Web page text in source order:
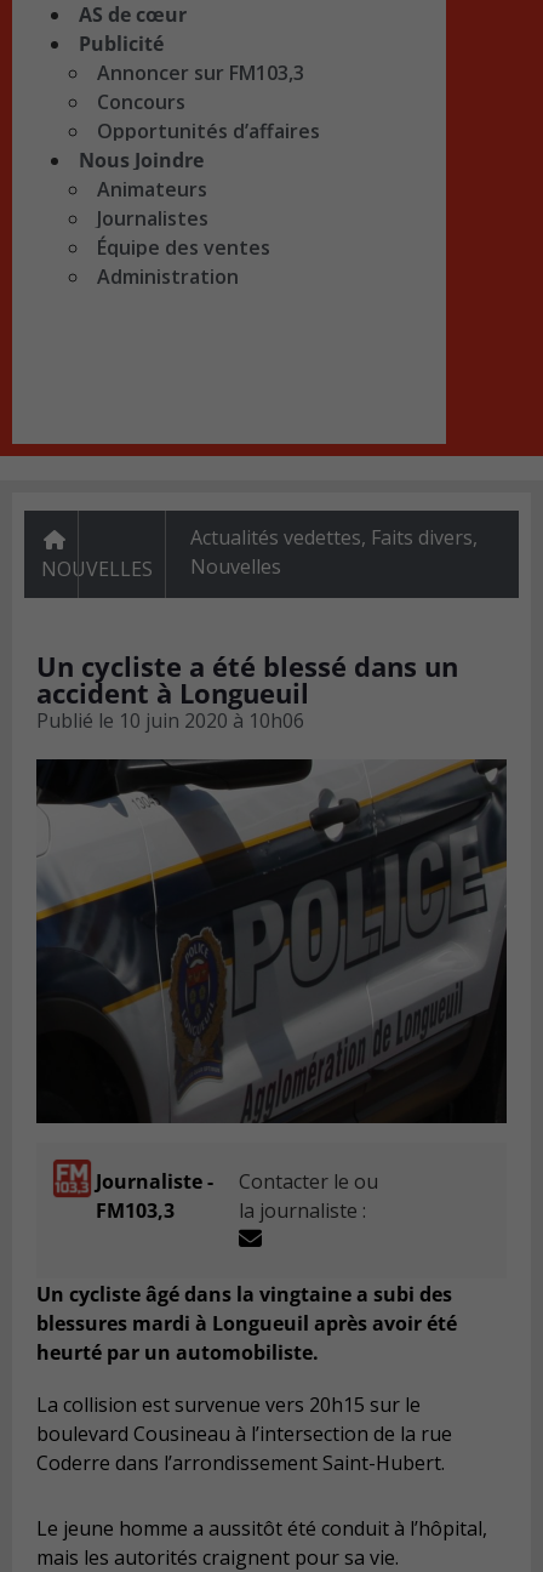
AS de cœur
Publicité
Annoncer sur FM103,3
Concours
Opportunités d’affaires
Nous Joindre
Animateurs
Journalistes
Équipe des ventes
Administration
NOUVELLES
Actualités vedettes, Faits divers,
Nouvelles
Un cycliste a été blessé dans un
accident à Longueuil
Publié le 10 juin 2020 à 10h06
Journaliste -
FM103,3
Contacter le ou
la journaliste :
Un cycliste âgé dans la vingtaine a subi des
blessures mardi à Longueuil après avoir été
heurté par un automobiliste.
La collision est survenue vers 20h15 sur le
boulevard Cousineau à l’intersection de la rue
Coderre dans l’arrondissement Saint-Hubert.
Le jeune homme a aussitôt été conduit à l’hôpital,
mais les autorités craignent pour sa vie.